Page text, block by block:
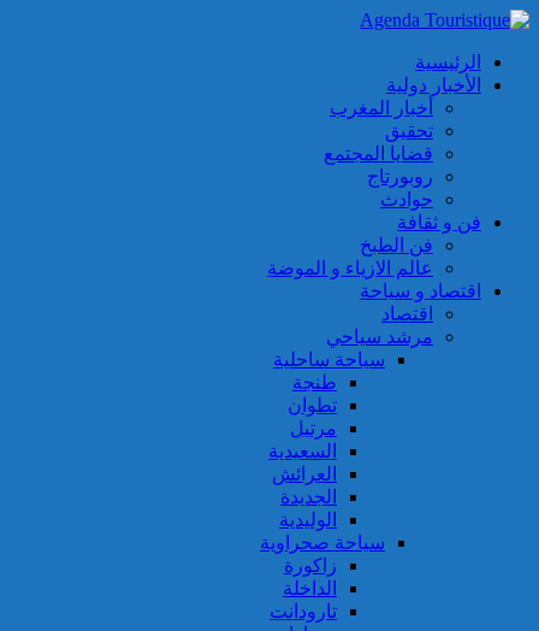
الرئيسية
الأخبار دولية
أخبار المغرب
تحقيق
قضايا المجتمع
روبورتاج
حوادث
فن و ثقافة
فن الطبخ
عالم الازياء و الموضة
اقتصاد و سياحة
اقتصاد
مرشد سياحي
سياحة ساحلية
طنجة
تطوان
مرتيل
السعيدية
العرائش
الجديدة
الوليدية
سياحة صحراوية
زاكورة
الداخلة
تارودانت